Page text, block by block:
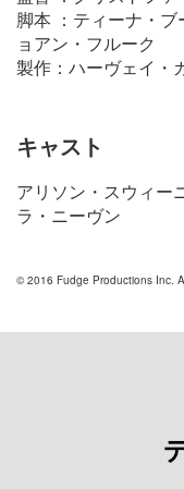
脚本 ：ティーナ・
ョアン・フルーク
製作：ハーヴェイ・
キャスト
アリソン・スウィー
ラ・ニーヴン
© 2016 Fudge Productions Inc.